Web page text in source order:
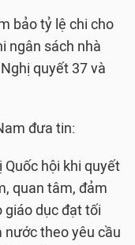
bảo tỷ lệ chi cho
ngân sách nhà
quyết 37 và
đưa tin:
Quốc hội khi quyết
quan tâm, đảm
giáo dục đạt tối
nước theo yêu cầu